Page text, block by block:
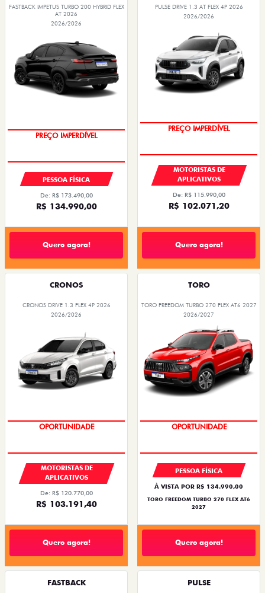
FASTBACK IMPETUS TURBO 200 HYBRID FLEX
AT 2026
2026/2026
PESSOA FÍSICA
De: R$ 173.490,00
R$ 134.990,00
Quero agora!
PULSE DRIVE 1.3 AT FLEX 4P 2026
2026/2026
PREÇO IMPERDÍVEL
MOTORISTAS DE
APLICATIVOS
De: R$ 115.990,00
R$ 102.071,20
Quero agora!
CRONOS
CRONOS DRIVE 1.3 FLEX 4P 2026
2026/2026
OPORTUNIDADE
MOTORISTAS DE
APLICATIVOS
De: R$ 120.770,00
R$ 103.191,40
Quero agora!
TORO
TORO FREEDOM TURBO 270 FLEX AT6 2027
2026/2027
PESSOA FÍSICA
À VISTA POR R$ 134.990,00
TORO FREEDOM TURBO 270 FLEX AT6
2027
Quero agora!
FASTBACK PULSE